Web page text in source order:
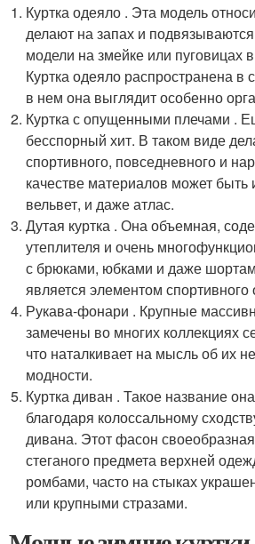
Куртка одеяло . Эта модель
делают на запах и
модели на змейке или пуговицах
Куртка одеяло распространена в
в нем она выглядит особенно
Куртка с опущенными плечами .
бесспорный хит. В таком виде
спортивного, повседневного и
качестве материалов может быть
вельвет, и даже атлас.
Дутая куртка . Она объемная,
утеплителя и очень
с брюками, юбками и даже
является элементом спортивного
Рукава-фонари . Крупные
замечены во многих коллекциях
что наталкивает на мысль об их
модности.
Куртка диван . Такое название
благодаря колоссальному
дивана. Этот фасон
стеганого предмета верхней
ромбами, часто на стыках
или крупными стразами.